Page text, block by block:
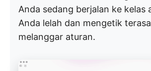
Anda sedang berjalan ke kelas
Anda lelah dan mengetik
melanggar aturan.